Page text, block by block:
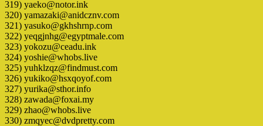
319) yaeko@notor.ink
320) yamazaki@anidcznv.com
321) yasuko@gkhshrnp.com
322) yeqgjnhg@egyptmale.com
323) yokozu@ceadu.ink
324) yoshie@whobs.live
325) yuhklzqz@findmust.com
326) yukiko@hsxqoyof.com
327) yurika@sthor.info
328) zawada@foxai.my
329) zhao@whobs.live
330) zmqyec@dvdpretty.com